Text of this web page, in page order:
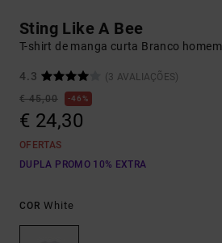
Sting Like A Bee
T-shirt de manga curta Branco homem
4.3
(3 AVALIAÇÕES)
€ 45,00
46%
€ 24,30
OFERTAS
DUPLA PROMO 10% EXTRA
COR White